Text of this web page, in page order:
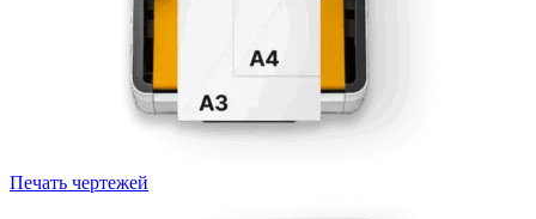
Печать чертежей